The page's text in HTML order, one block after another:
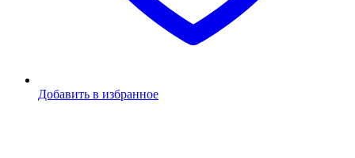
Добавить в избранное